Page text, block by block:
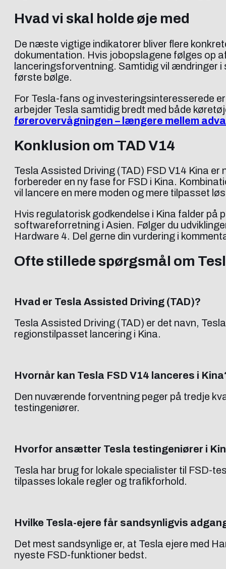
Hvad vi skal holde øje med
De næste vigtige indikatorer bliver flere
dokumentation. Hvis jobopslagene følges op
lanceringsforventning. Samtidig vil ændringer
første bølge.
For Tesla-fans og investeringsinteresserede
arbejder Tesla samtidig bredt med både
førerovervågningen – længere mellem
Konklusion om TAD V14
Tesla Assisted Driving (TAD) FSD V14 Kina
forbereder en ny fase for FSD i Kina.
vil lancere en mere moden og mere tilpasset
Hvis regulatorisk godkendelse i Kina falder på
softwareforretning i Asien. Følger du
Hardware 4. Del gerne din vurdering i
Ofte stillede spørgsmål om
Hvad er Tesla Assisted Driving (TAD)?
Tesla Assisted Driving (TAD) er det navn,
regionstilpasset lancering i Kina.
Hvornår kan Tesla FSD V14 lanceres i
Den nuværende forventning peger på tredje
testingeniører.
Hvorfor ansætter Tesla testingeniører i
Tesla har brug for lokale specialister til FSD-
tilpasses lokale regler og trafikforhold.
Hvilke Tesla-ejere får sandsynligvis
Det mest sandsynlige er, at Tesla ejere med
nyeste FSD-funktioner bedst.